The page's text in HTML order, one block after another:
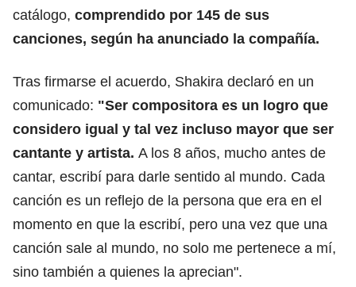
catálogo, comprendido por 145 de sus
canciones, según ha anunciado la compañía.
Tras firmarse el acuerdo, Shakira declaró en un
comunicado: "Ser compositora es un logro que
considero igual y tal vez incluso mayor que ser
cantante y artista. A los 8 años, mucho antes de
cantar, escribí para darle sentido al mundo. Cada
canción es un reflejo de la persona que era en el
momento en que la escribí, pero una vez que una
canción sale al mundo, no solo me pertenece a mí,
sino también a quienes la aprecian".